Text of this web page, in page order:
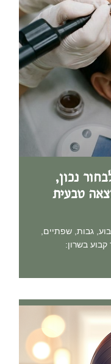
נכון,
טבעית
גבות, שפתיים,
בשרון: